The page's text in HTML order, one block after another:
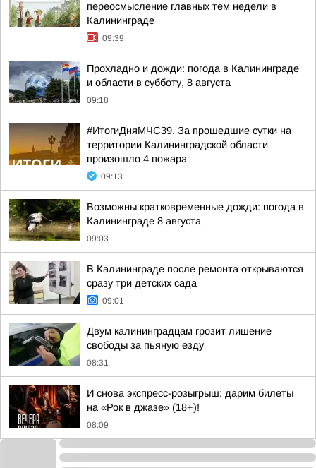
переосмысление главных тем недели в
Калининграде
09:39
Прохладно и дожди: погода в Калининграде
и области в субботу, 8 августа
09:18
#ИтогиДняМЧС39. За прошедшие сутки на
территории Калининградской области
произошло 4 пожара
09:13
Возможны кратковременные дожди: погода в
Калининграде 8 августа
09:03
В Калининграде после ремонта открываются
сразу три детских сада
09:01
Двум калининградцам грозит лишение
свободы за пьяную езду
08:31
И снова экспресс-розыгрыш: дарим билеты
на «Рок в джазе» (18+)!
08:09